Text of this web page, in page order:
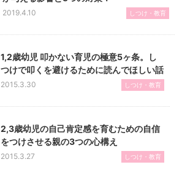
2019.4.10 しつけ・教育
1,2歳幼児 叩かない育児の極意5ヶ条。し
つけで叩くを避けるために読んでほしい話
2015.3.30 しつけ・教育
2,3歳幼児の自己肯定感を育むための自信
をつけさせる親の3つの心構え
2015.3.27 しつけ・教育